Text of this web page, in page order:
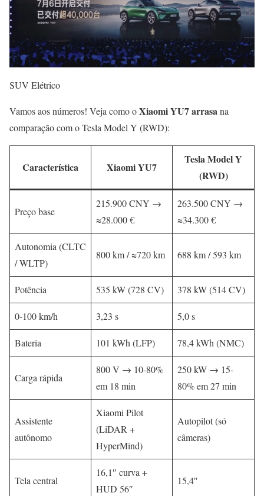
SUV Elétrico
Vamos aos números! Veja como oXiaomi YU7 arrasana
comparação com o Tesla Model Y (RWD):
Característica Xiaomi YU7
Tesla Model Y
(RWD)
Preço base
215.900 CNY →
≈28.000 €
263.500 CNY →
≈34.300 €
Autonomia (CLTC
/ WLTP)
800 km / ≈720 km 688 km / 593 km
Potência 535 kW (728 CV) 378 kW (514 CV)
0-100 km/h 3,23 s 5,0 s
Bateria 101 kWh (LFP) 78,4 kWh (NMC)
Carga rápida
800 V → 10-80%
em 18 min
250 kW → 15-
80% em 27 min
Assistente
autônomo
Xiaomi Pilot
(LiDAR +
HyperMind)
Autopilot (só
câmeras)
Tela central
16,1″ curva +
HUD 56″
15,4″